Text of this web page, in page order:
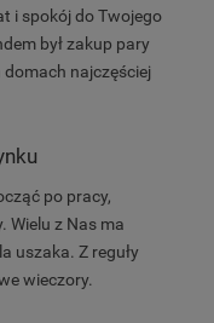
i spokój do Twojego
był zakup pary
najczęściej
po pracy,
Wielu z Nas ma
uszaka. Z reguły
wieczory.